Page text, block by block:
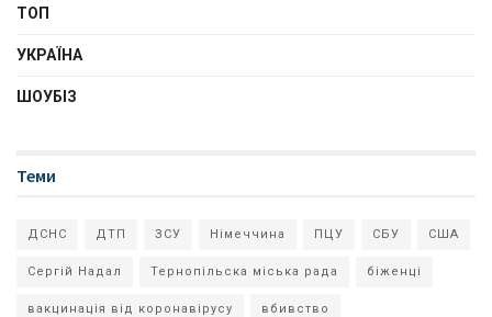
ТОП
УКРАЇНА
ШОУБІЗ
Теми
ДСНС ДТП ЗСУ Німеччина ПЦУ СБУ США
Сергій Надал Тернопільска міська рада біженці
вакцинація від коронавірусу вбивство